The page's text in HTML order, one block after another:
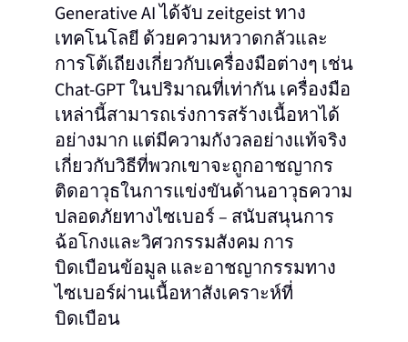
Generative AI ได้จับ zeitgeist ทาง
เทคโนโลยี ด้วยความหวาดกลัวและ
การโต้เถียงเกี่ยวกับเครื่องมือต่างๆ เช่น
Chat-GPT ในปริมาณที่เท่ากัน เครื่องมือ
เหล่านี้สามารถเร่งการสร้างเนื้อหาได้
อย่างมาก แต่มีความกังวลอย่างแท้จริง
เกี่ยวกับวิธีที่พวกเขาจะถูกอาชญากร
ติดอาวุธในการแข่งขันด้านอาวุธความ
ปลอดภัยทางไซเบอร์ – สนับสนุนการ
ฉ้อโกงและวิศวกรรมสังคม การ
บิดเบือนข้อมูล และอาชญากรรมทาง
ไซเบอร์ผ่านเนื้อหาสังเคราะห์ที่
บิดเบือน